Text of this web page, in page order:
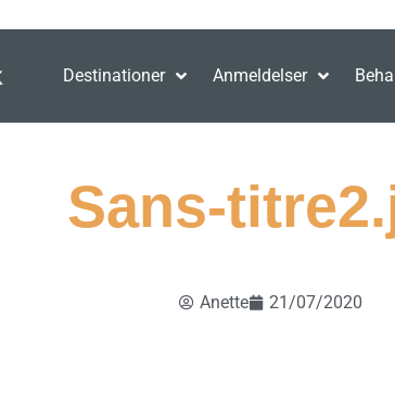
Destinationer Anmeldelser
Sans-
Anette 21/07/2020